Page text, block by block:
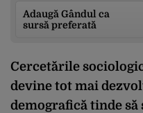
Adaugă Gândul ca
sursă preferată
Cercetările
devine tot mai
demografică tinde să